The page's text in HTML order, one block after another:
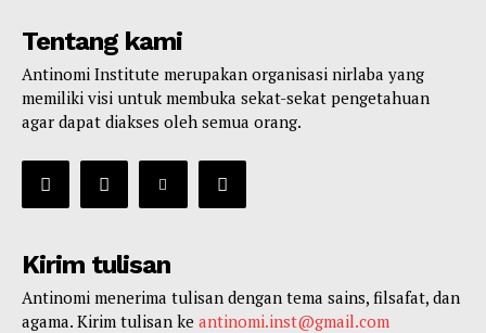
Tentang kami
Antinomi Institute merupakan organisasi nirlaba yang
memiliki visi untuk membuka sekat-sekat pengetahuan
agar dapat diakses oleh semua orang.
Kirim tulisan
Antinomi menerima tulisan dengan tema sains, filsafat, dan
agama. Kirim tulisan ke antinomi.inst@gmail.com